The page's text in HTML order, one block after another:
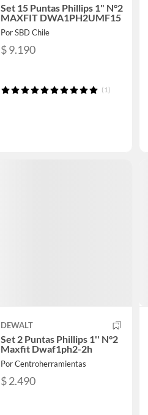
Set 15 Puntas Phillips 1" N°2
MAXFIT DWA1PH2UMF15
Por SBD Chile
$ 9.190
(1)
DEWALT
Set 2 Puntas Phillips 1'' N°2
Maxfit Dwaf1ph2-2h
Por Centroherramientas
$ 2.490